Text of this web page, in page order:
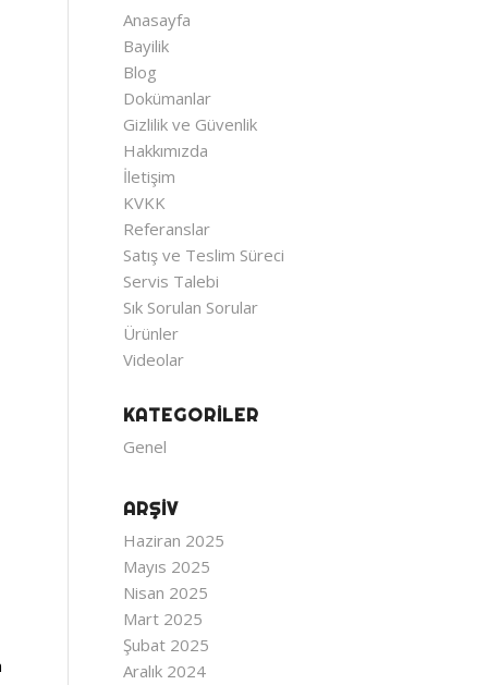
Anasayfa
Bayilik
Blog
Dokümanlar
Gizlilik ve Güvenlik
Hakkımızda
İletişim
KVKK
Referanslar
Satış ve Teslim Süreci
Servis Talebi
Sık Sorulan Sorular
Ürünler
Videolar
KATEGORILER
Genel
ARŞIV
Haziran 2025
Mayıs 2025
Nisan 2025
Mart 2025
Şubat 2025
Aralık 2024